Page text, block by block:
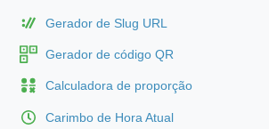
Gerador de Slug URL
Gerador de código QR
Calculadora de proporção
Carimbo de Hora Atual